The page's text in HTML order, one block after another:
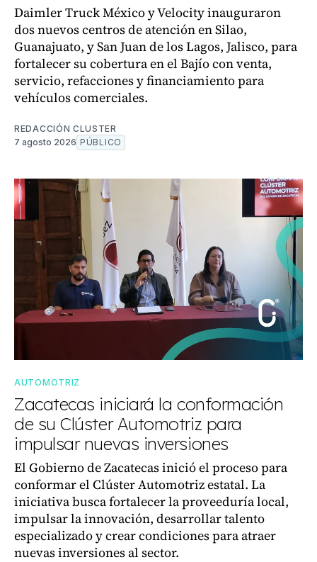
Daimler Truck México y Velocity inauguraron
dos nuevos centros de atención en Silao,
Guanajuato, y San Juan de los Lagos, Jalisco, para
fortalecer su cobertura en el Bajío con venta,
servicio, refacciones y financiamiento para
vehículos comerciales.
REDACCIÓN CLUSTER
7 agosto 2026 PÚBLICO
AUTOMOTRIZ
Zacatecas iniciará la conformación
de su Clúster Automotriz para
impulsar nuevas inversiones
El Gobierno de Zacatecas inició el proceso para
conformar el Clúster Automotriz estatal. La
iniciativa busca fortalecer la proveeduría local,
impulsar la innovación, desarrollar talento
especializado y crear condiciones para atraer
nuevas inversiones al sector.